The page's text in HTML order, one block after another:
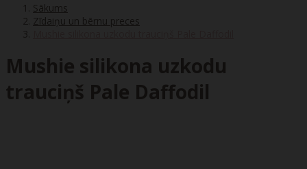
Sākums
Zīdaiņu un bērnu preces
Mushie silikona uzkodu
trauciņš Pale Daffodil